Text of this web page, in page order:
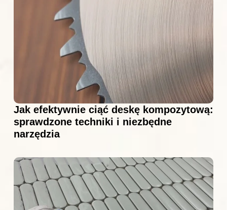
Jak efektywnie ciąć deskę kompozytową:
sprawdzone techniki i niezbędne
narzędzia